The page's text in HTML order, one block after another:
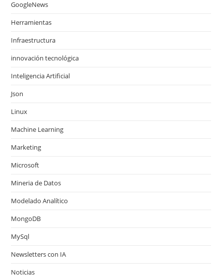
GoogleNews
Herramientas
Infraestructura
innovación tecnológica
Inteligencia Artificial
Json
Linux
Machine Learning
Marketing
Microsoft
Mineria de Datos
Modelado Analítico
MongoDB
MySql
Newsletters con IA
Noticias